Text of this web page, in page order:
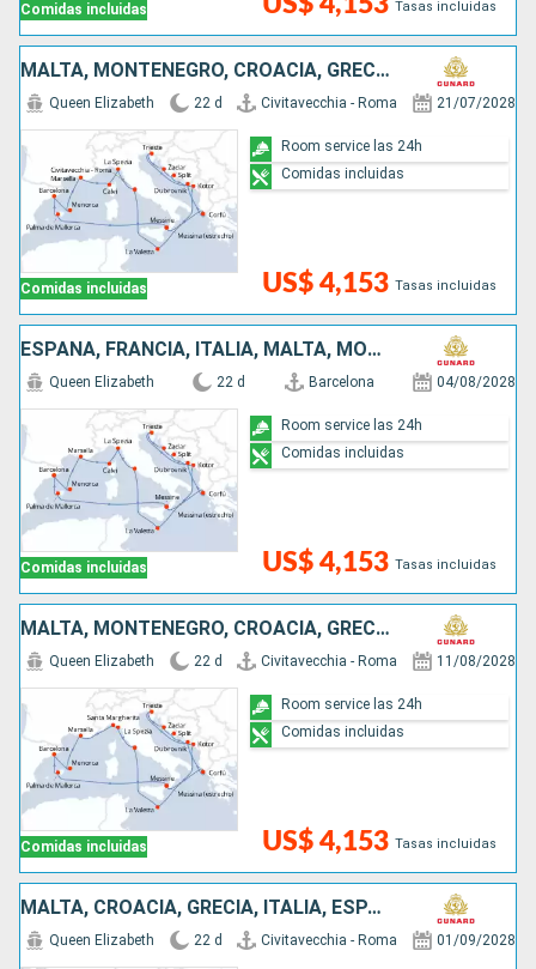
Comidas incluidas Tasas incluidas
MALTA, MONTENEGRO, CROACIA, GRECIA, ESPAÑA, FRANCIA, ITALIA
Comidas incluidas
Queen Elizabeth 22 d Civitavecchia - Roma 21/07/2028
US$ 4,153 Tasas incluidas
Room service las 24h
Comidas incluidas
ESPAÑA, FRANCIA, ITALIA, MALTA, MONTENEGRO, CROACIA, GRECIA
Comidas incluidas
Queen Elizabeth 22 d Barcelona 04/08/2028
US$ 4,153 Tasas incluidas
Room service las 24h
Comidas incluidas
MALTA, MONTENEGRO, CROACIA, GRECIA, ESPAÑA, FRANCIA, ITALIA
Comidas incluidas
Queen Elizabeth 22 d Civitavecchia - Roma 11/08/2028
US$ 4,153 Tasas incluidas
Room service las 24h
Comidas incluidas
MALTA, CROACIA, GRECIA, ITALIA, ESPAÑA, FRANCIA
Queen Elizabeth 22 d Civitavecchia - Roma 01/09/2028